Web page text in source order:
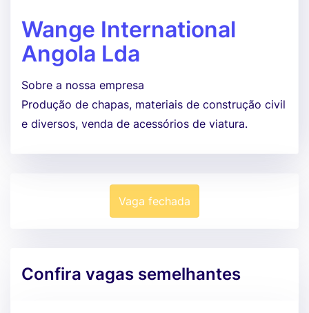
Wange International
Angola Lda
Sobre a nossa empresa
Produção de chapas, materiais de construção civil
e diversos, venda de acessórios de viatura.
Vaga fechada
Confira vagas semelhantes